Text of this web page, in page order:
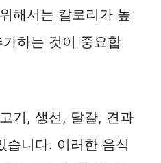
해서는 칼로리가 높
하는 것이 중요합
기, 생선, 달걀, 견과
습니다. 이러한 음식